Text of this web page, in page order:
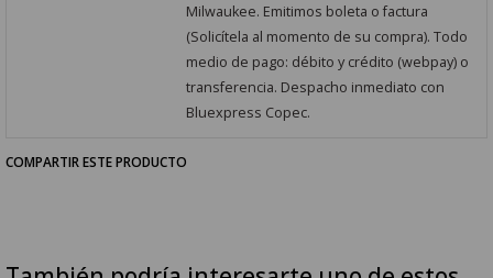
Milwaukee. Emitimos boleta o factura
(Solicítela al momento de su compra). Todo
medio de pago: débito y crédito (webpay) o
transferencia. Despacho inmediato con
Bluexpress Copec.
COMPARTIR ESTE PRODUCTO